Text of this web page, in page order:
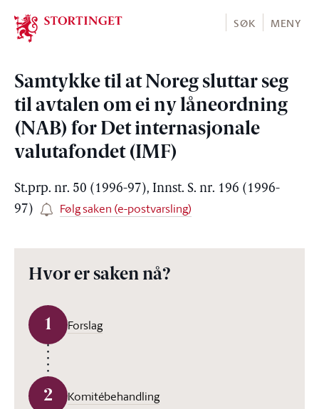
Stortinget.no
SØK MENY
Samtykke til at Noreg sluttar seg
til avtalen om ei ny låneordning
(NAB) for Det internasjonale
valutafondet (IMF)
St.prp. nr. 50 (1996-97), Innst. S. nr. 196 (1996-
97)
Følg saken (e-postvarsling)
Hvor er saken nå?
1 Forslag
2 Komitébehandling